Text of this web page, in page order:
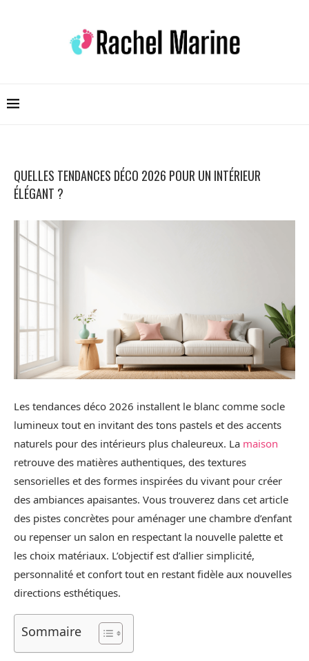
QUELLES TENDANCES DÉCO 2026 POUR UN INTÉRIEUR
ÉLÉGANT ?
Les tendances déco 2026 installent le blanc comme socle
lumineux tout en invitant des tons pastels et des accents
naturels pour des intérieurs plus chaleureux. La maison
retrouve des matières authentiques, des textures
sensorielles et des formes inspirées du vivant pour créer
des ambiances apaisantes. Vous trouverez dans cet article
des pistes concrètes pour aménager une chambre d’enfant
ou repenser un salon en respectant la nouvelle palette et
les choix matériaux. L’objectif est d’allier simplicité,
personnalité et confort tout en restant fidèle aux nouvelles
directions esthétiques.
Sommaire